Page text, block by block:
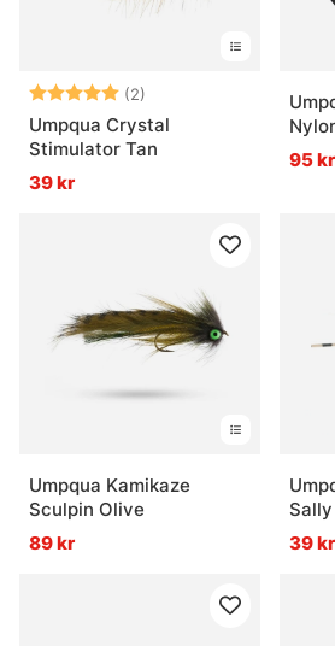
Betyg: (2)
5.0 utav 5 stjärnor
Umpqua Crystal
Stimulator Tan
39 kr
95 kr
Umpqua Kamikaze
Sculpin Olive
89 kr
39 kr